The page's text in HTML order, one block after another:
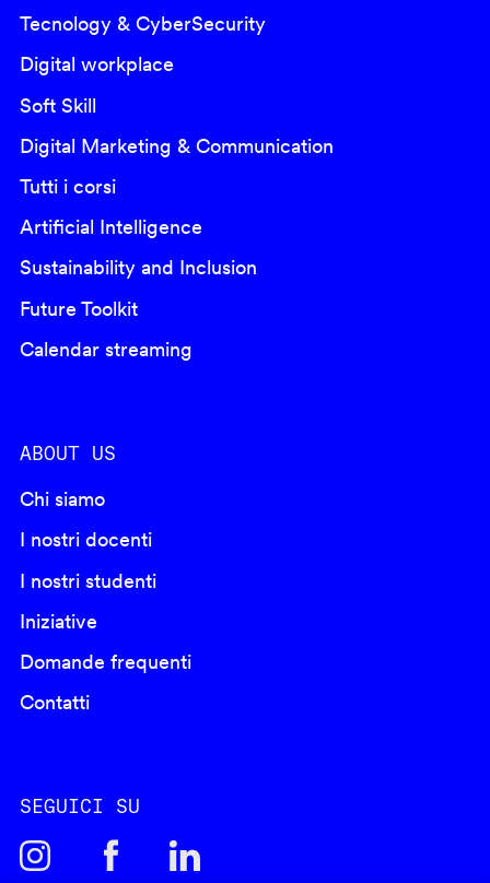
Tecnology & CyberSecurity
Digital workplace
Soft Skill
Digital Marketing & Communication
Tutti i corsi
Artificial Intelligence
Sustainability and Inclusion
Future Toolkit
Calendar streaming
ABOUT US
Chi siamo
I nostri docenti
I nostri studenti
Iniziative
Domande frequenti
Contatti
SEGUICI SU